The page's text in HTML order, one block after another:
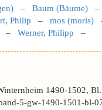
– Baum (Bäume) –
Philip – mos (moris)
– Werner, Philipp –
1490-1502,
5-gw-1490-1501-bl-